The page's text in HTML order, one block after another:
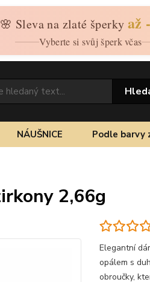
🌸 Sleva na zlaté šperky až
Vyberte si svůj šperk včas
NÁUŠNICE Podle barvy
2,66g
Elegantní
opálem s
obroučky,